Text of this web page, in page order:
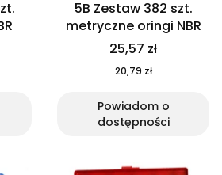
5B Zestaw 382 szt.
metryczne oringi NBR
25,57 zł
20,79 zł
Powiadom o
dostępności